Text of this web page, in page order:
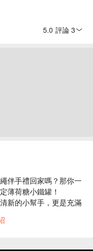
5.0 評論 3
伴手禮回家嗎？那你一
薄荷糖小鐵罐！
新的小幫手，更是充滿